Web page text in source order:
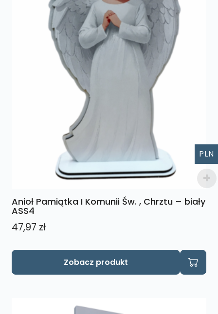
Anioł Pamiątka I Komunii Św. , Chrztu – biały
ASS4
47,97 zł
Zobacz produkt
PLN